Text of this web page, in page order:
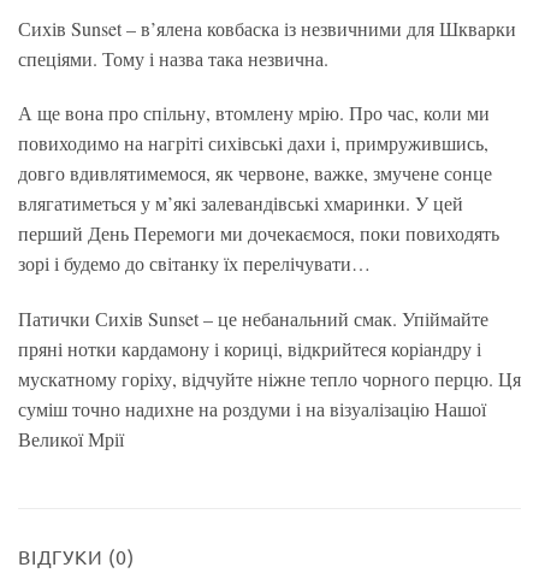
Сихів Sunset – в’ялена ковбаска із незвичними для Шкварки
спеціями. Тому і назва така незвична.
А ще вона про спільну, втомлену мрію. Про час, коли ми
повиходимо на нагріті сихівські дахи і, примружившись,
довго вдивлятимемося, як червоне, важке, змучене сонце
влягатиметься у м’які залевандівські хмаринки. У цей
перший День Перемоги ми дочекаємося, поки повиходять
зорі і будемо до світанку їх перелічувати…
Патички Сихів Sunset – це небанальний смак. Упіймайте
пряні нотки кардамону і кориці, відкрийтеся коріандру і
мускатному горіху, відчуйте ніжне тепло чорного перцю. Ця
суміш точно надихне на роздуми і на візуалізацію Нашої
Великої Мрії
ВІДГУКИ (0)